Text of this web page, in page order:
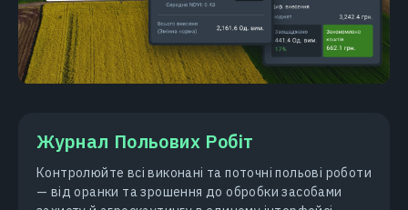
Журнал Польових Робіт
Контролюйте всі виконані та поточні польові роботи
— від оранки та зрошення до обробки засобами